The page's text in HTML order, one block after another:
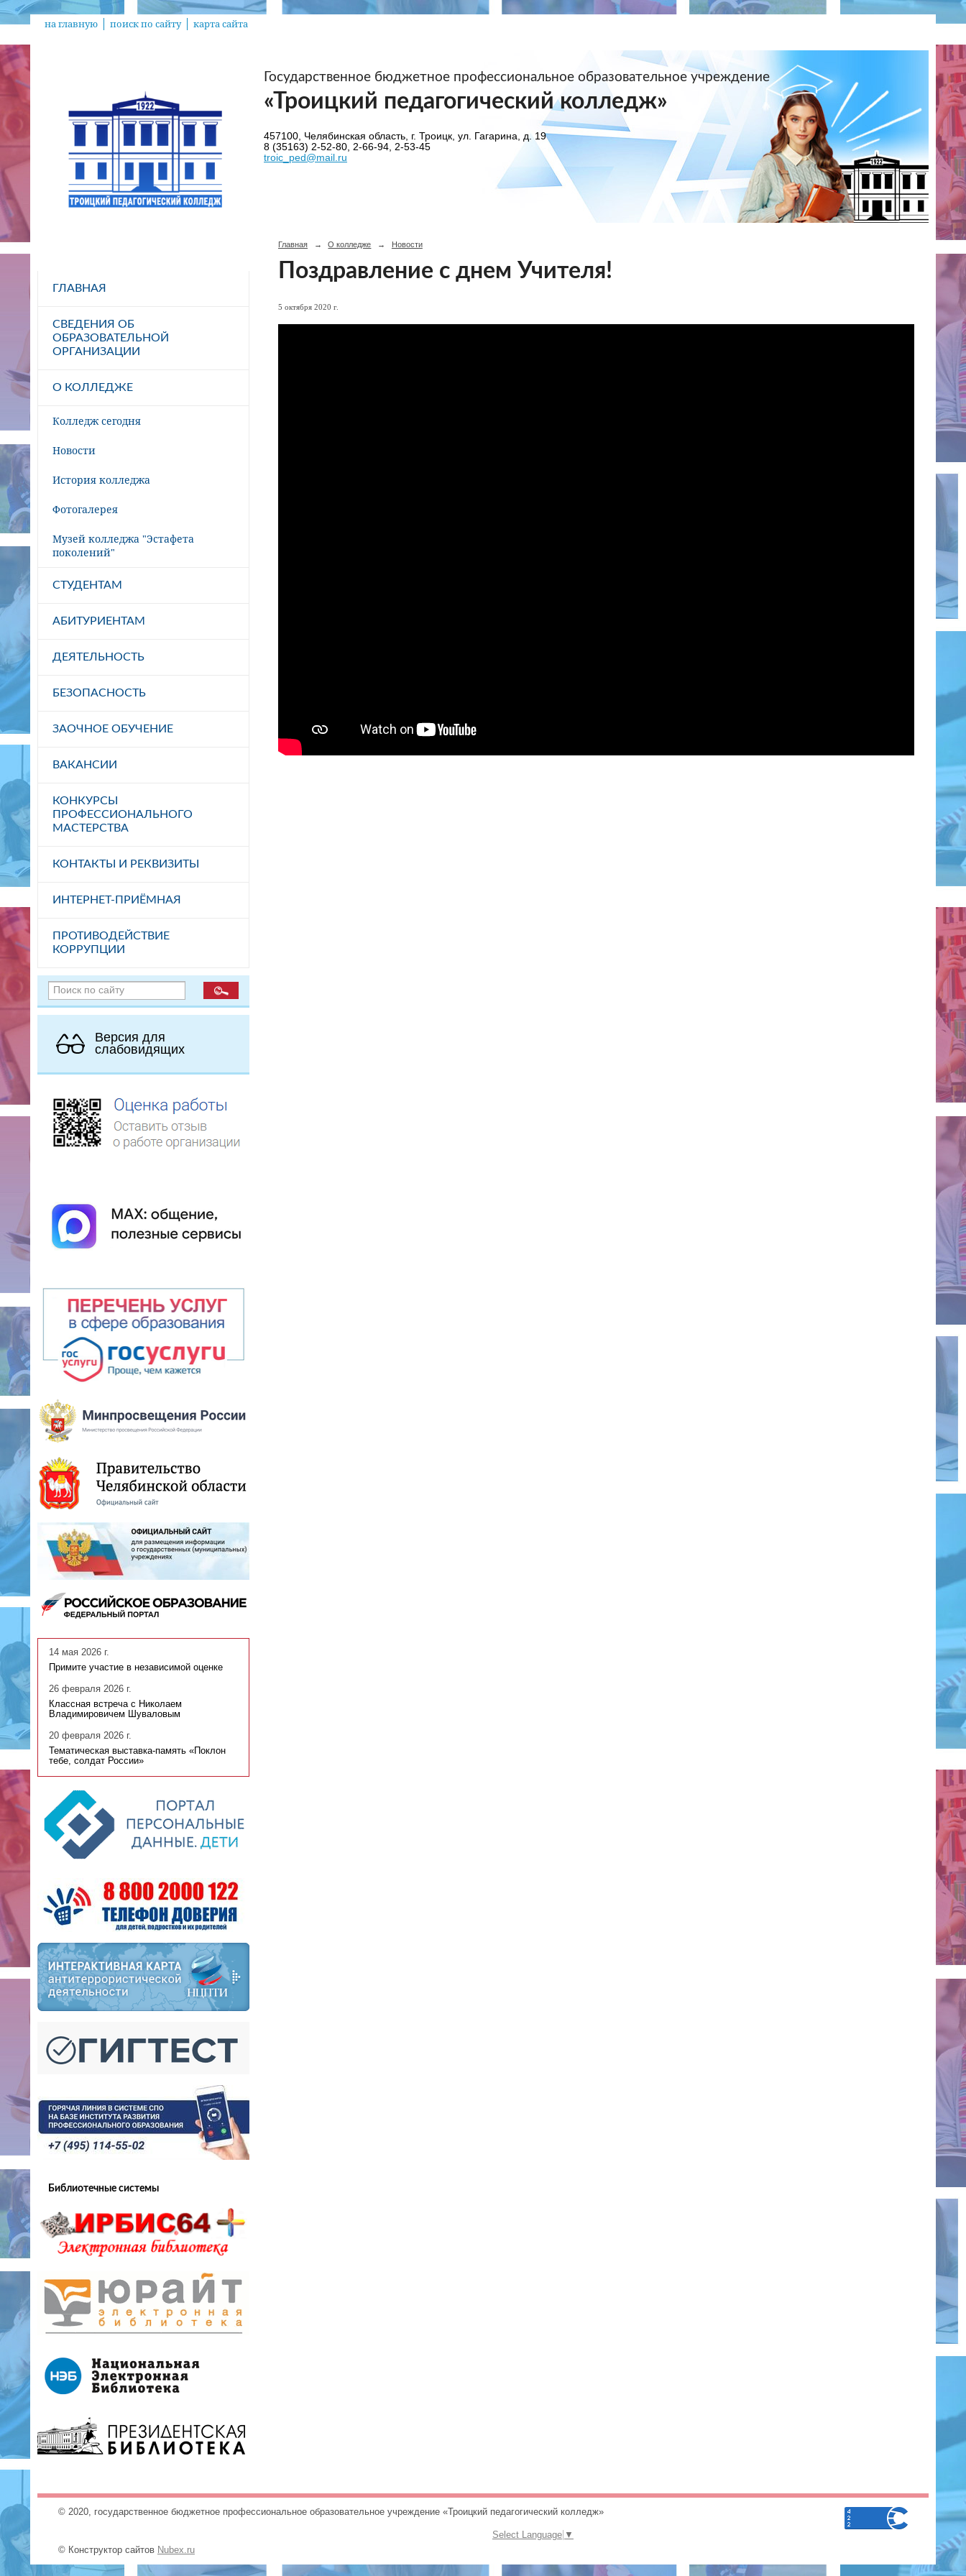
на главную поиск по сайту карта сайта
ГЛАВНАЯ
СВЕДЕНИЯ ОБ
ОБРАЗОВАТЕЛЬНОЙ
ОРГАНИЗАЦИИ
О КОЛЛЕДЖЕ
Колледж сегодня
Новости
История колледжа
Фотогалерея
Музей колледжа "Эстафета
поколений"
СТУДЕНТАМ
АБИТУРИЕНТАМ
ДЕЯТЕЛЬНОСТЬ
БЕЗОПАСНОСТЬ
ЗАОЧНОЕ ОБУЧЕНИЕ
ВАКАНСИИ
КОНКУРСЫ
ПРОФЕССИОНАЛЬНОГО
МАСТЕРСТВА
КОНТАКТЫ И РЕКВИЗИТЫ
ИНТЕРНЕТ-ПРИЁМНАЯ
ПРОТИВОДЕЙСТВИЕ
КОРРУПЦИИ
Версия для
слабовидящих
14 мая 2026 г.
Примите участие в независимой оценке
26 февраля 2026 г.
Классная встреча с Николаем
Владимировичем Шуваловым
20 февраля 2026 г.
Тематическая выставка-память «Поклон
тебе, солдат России»
Библиотечные системы
Государственное бюджетное профессиональное образовательное учреждение
«Троицкий педагогический колледж»
457100, Челябинская область, г. Троицк, ул. Гагарина, д. 19
8 (35163) 2-52-80, 2-66-94, 2-53-45
troic_ped@mail.ru
Главная → О колледже → Новости
Поздравление с днем Учителя!
5 октября 2020 г.
© 2020, государственное бюджетное профессиональное образовательное учреждение «Троицкий педагогический колледж»
Select Language ▼
© Конструктор сайтов Nubex.ru